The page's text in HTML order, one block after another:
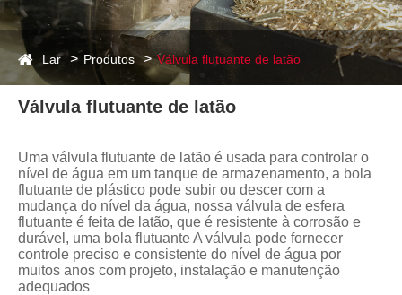
Lar Produtos Válvula flutuante de latão
Válvula flutuante de latão
Uma válvula flutuante de latão é usada para controlar o
nível de água em um tanque de armazenamento, a bola
flutuante de plástico pode subir ou descer com a
mudança do nível da água, nossa válvula de esfera
flutuante é feita de latão, que é resistente à corrosão e
durável, uma bola flutuante A válvula pode fornecer
controle preciso e consistente do nível de água por
muitos anos com projeto, instalação e manutenção
adequados